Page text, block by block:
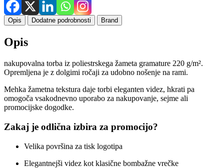
Opis Dodatne podrobnosti Brand
Opis
nakupovalna torba iz poliestrskega žameta gramature 220 g/m².
Opremljena je z dolgimi ročaji za udobno nošenje na rami.
Mehka žametna tekstura daje torbi eleganten videz, hkrati pa
omogoča vsakodnevno uporabo za nakupovanje, sejme ali
promocijske dogodke.
Zakaj je odlična izbira za promocijo?
Velika površina za tisk logotipa
Elegantnejši videz kot klasične bombažne vrečke